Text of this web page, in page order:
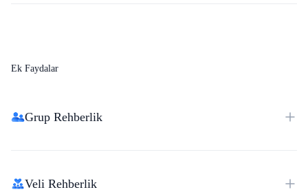
Ek Faydalar
Grup Rehberlik
Veli Rehberlik